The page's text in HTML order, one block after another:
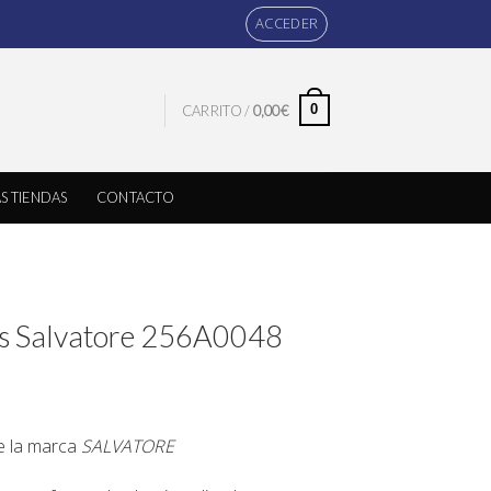
ACCEDER
CARRITO /0,00€ 0
TIENDAS CONTACTO
Salvatore 256A0048
la marca SALVATORE